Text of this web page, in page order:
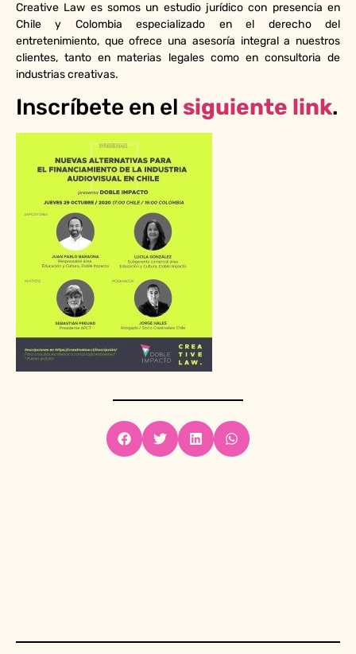
Creative Law es somos un estudio jurídico con presencia en
Chile y Colombia especializado en el derecho del
entretenimiento, que ofrece una asesoría integral a nuestros
clientes, tanto en materias legales como en consultoria de
industrias creativas.
Inscríbete en el siguiente link.